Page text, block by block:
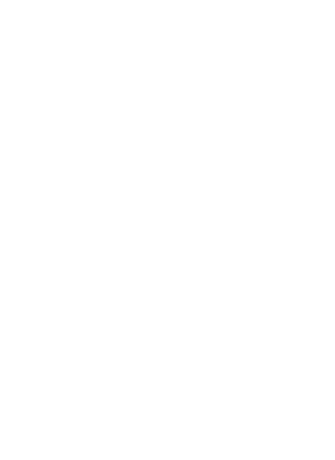
może wynieść Twoje ostrze na